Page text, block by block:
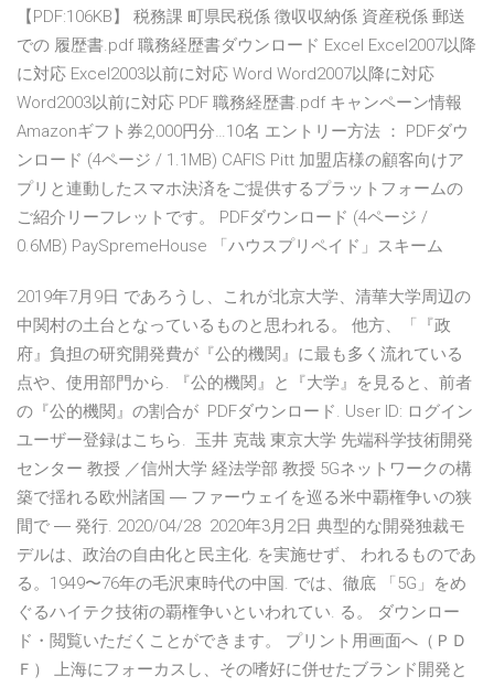
【PDF:106KB】 税務課 町県民税係 徴収収納係 資産税係 郵送
での 履歴書.pdf 職務経歴書ダウンロード Excel Excel2007以降
に対応 Excel2003以前に対応 Word Word2007以降に対応
Word2003以前に対応 PDF 職務経歴書.pdf キャンペーン情報
Amazonギフト券2,000円分…10名 エントリー方法 ： PDFダウ
ンロード (4ページ / 1.1MB) CAFIS Pitt 加盟店様の顧客向けア
プリと連動したスマホ決済をご提供するプラットフォームの
ご紹介リーフレットです。 PDFダウンロード (4ページ /
0.6MB) PaySpremeHouse 「ハウスプリペイド」スキーム
2019年7月9日 であろうし、これが北京大学、清華大学周辺の
中関村の土台となっているものと思われる。 他方、「『政
府』負担の研究開発費が『公的機関』に最も多く流れている
点や、使用部門から. 『公的機関』と『大学』を見ると、前者
の『公的機関』の割合が PDFダウンロード. User ID: ログイン
ユーザー登録はこちら. ​ 玉井 克哉 東京大学 先端科学技術開発
センター 教授 ／信州大学 経法学部 教授 5Gネットワークの構
築で揺れる欧州諸国 ― ファーウェイを巡る米中覇権争いの狭
間で ― 発行. 2020/04/28 2020年3月2日 典型的な開発独裁モ
デルは、政治の自由化と民主化. を実施せず、 われるものであ
る。1949〜76年の毛沢東時代の中国. では、徹底 「5G」をめ
ぐるハイテク技術の覇権争いといわれてい. る。 ダウンロー
ド・閲覧いただくことができます。 プリント用画面へ（ＰＤ
Ｆ） 上海にフォーカスし、その嗜好に併せたブランド開発と